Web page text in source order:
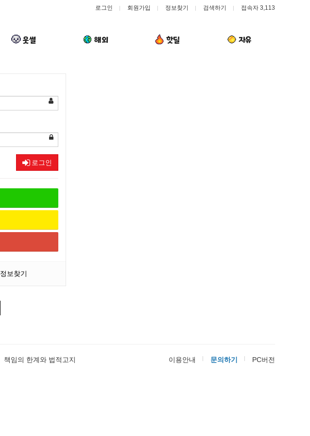
로그인 회원가입 정보찾기 검색하기 접속자 3,113
웃썰 해외 핫딜 자유
로그인
정보찾기
책임의 한계와 법적고지 이용안내 문의하기 PC버전